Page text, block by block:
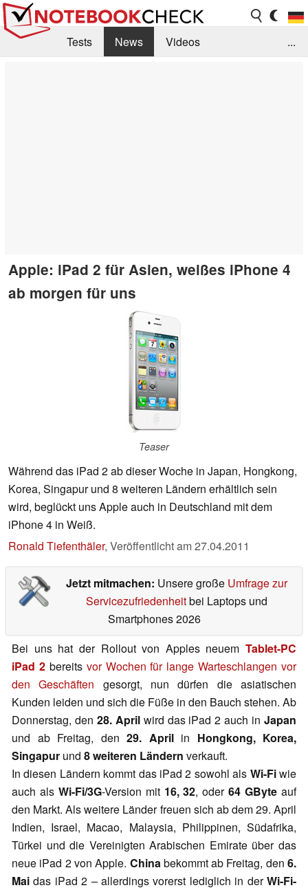
Tests News
Videos
...
Apple: iPad 2 für Asien, weißes iPhone 4
ab morgen für uns
Teaser
Während das iPad 2 ab dieser Woche in Japan, Hongkong,
Korea, Singapur und 8 weiteren Ländern erhältlich sein
wird, beglückt uns Apple auch in Deutschland mit dem
iPhone 4 in Weiß.
Ronald Tiefenthäler, Veröffentlicht am27.04.2011
Jetzt mitmachen: Unsere große Umfrage zur
Servicezufriedenheitbei Laptops und
Smartphones 2026
Bei uns hat der Rollout von Apples neuem Tablet-PC
iPad 2bereits vor Wochen für lange Warteschlangen vor
den Geschäften gesorgt, nun dürfen die asiatischen
Kunden leiden und sich die Füße in den Bauch stehen. Ab
Donnerstag, den 28. Aprilwird das iPad 2 auch inJapan
und ab Freitag, den 29. Aprilin Hongkong, Korea,
Singapur und 8 weiteren Ländern verkauft.
In diesen Ländern kommt das iPad 2 sowohl als Wi-Fiwie
auch als Wi-Fi/3G-Version mit 16, 32, oder64 GByte auf
den Markt. Als weitere Länder freuen sich ab dem 29. April
Indien, Israel, Macao, Malaysia, Philippinen, Südafrika,
Türkei und die Vereinigten Arabischen Emirate über das
neue iPad 2 von Apple. Chinabekommt ab Freitag, den 6.
Mai das iPad 2 – allerdings vorerst lediglich in derWi-Fi-